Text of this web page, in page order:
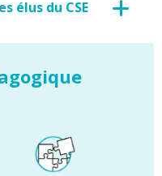
élus du CSE